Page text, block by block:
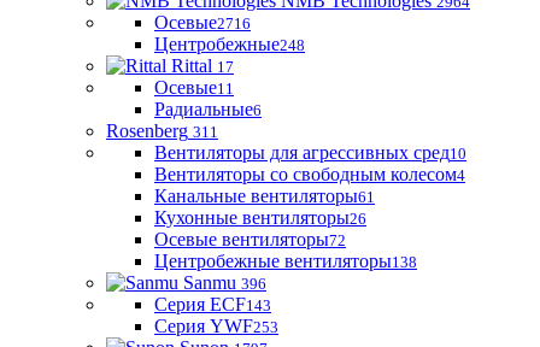
Осевые2716
Центробежные248
Rittal 17
Осевые11
Радиальные6
Rosenberg 311
Вентиляторы для агрессивных сред10
Вентиляторы со свободным колесом4
Канальные вентиляторы61
Кухонные вентиляторы26
Осевые вентиляторы72
Центробежные вентиляторы138
Sanmu 396
Серия ECF143
Серия YWF253